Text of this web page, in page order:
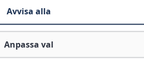
Avvisa alla
Anpassa val